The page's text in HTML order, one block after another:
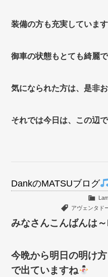
装備の方も充実していま
御車の状態もとても綺麗
気になられた方は、是非
それでは今日は、この辺
DankのMATSUブログ
アヴェンタド
今晩から明日の明け
で出ていますね